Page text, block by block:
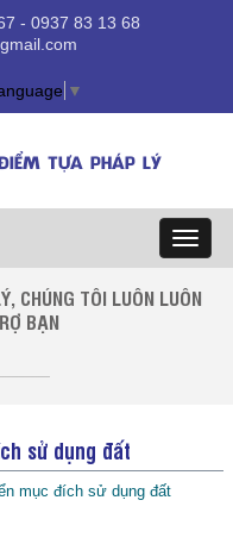
- 0937 83 13 68
▼
TỰA PHÁP LÝ
Toggle
CHÚNG TÔI LUÔN LUÔN
BẠN
sử dụng đất
mục đích sử dụng đất